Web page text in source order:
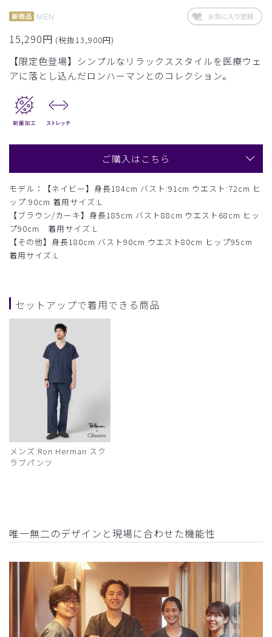
MEN
15,290円 (税抜13,900円)
【限定色登場】シンプルなリラックススタイルを医療ウェ
アに落とし込んだロンハーマンとのコレクション。
ご購入はこちら
モデル：【ネイビー】身長184cm バスト:91cm ウエスト:72cm ヒ
ップ:90cm 着用サイズ:L
【ブラウン/カーキ】身長185cm バスト88cm ウエスト68cm ヒッ
プ90cm 着用サイズ:L
【その他】身長180cm バスト90cm ウエスト80cm ヒップ95cm
着用サイズ:L
セットアップで着用できる商品
メンズ:Ron Herman スク
ラブパンツ
唯一無二のデザインと現場に合わせた機能性